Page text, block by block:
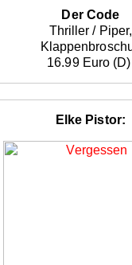
Der Code
Thriller / Piper,
16.99 Euro
Elke Pistor: